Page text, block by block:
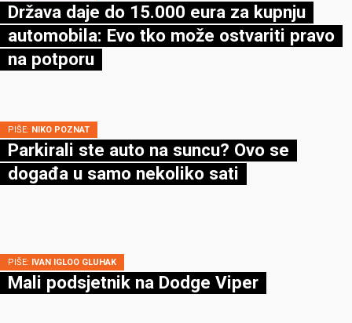
Država daje do 15.000 eura za kupnju
automobila: Evo tko može ostvariti pravo
na potporu
PIŠE: NIKO POZNAT
Parkirali ste auto na suncu? Ovo se
događa u samo nekoliko sati
PIŠE: IVAN IGLOO GLUHAK
Mali podsjetnik na Dodge Viper